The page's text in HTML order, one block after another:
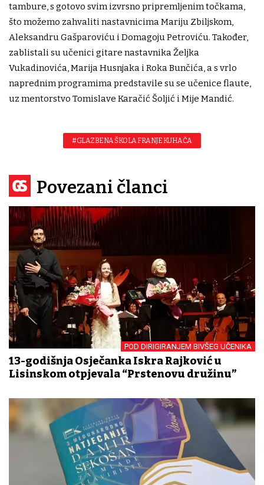
tambure, s gotovo svim izvrsno pripremljenim točkama,
što možemo zahvaliti nastavnicima Mariju Zbiljskom,
Aleksandru Gašparoviću i Domagoju Petroviću. Također,
zablistali su učenici gitare nastavnika Željka
Vukadinovića, Marija Husnjaka i Roka Bunčića, a s vrlo
naprednim programima predstavile su se učenice flaute,
uz mentorstvo Tomislave Karačić Šoljić i Mije Mandić.
#GLAZBENA ŠKOLA FRANJE KUHAČA
Povezani članci
POD DIRIGIRANJEM BIVŠEG UČENIKA
13-godišnja Osječanka Iskra Rajković u
Lisinskom otpjevala “Prstenovu družinu”